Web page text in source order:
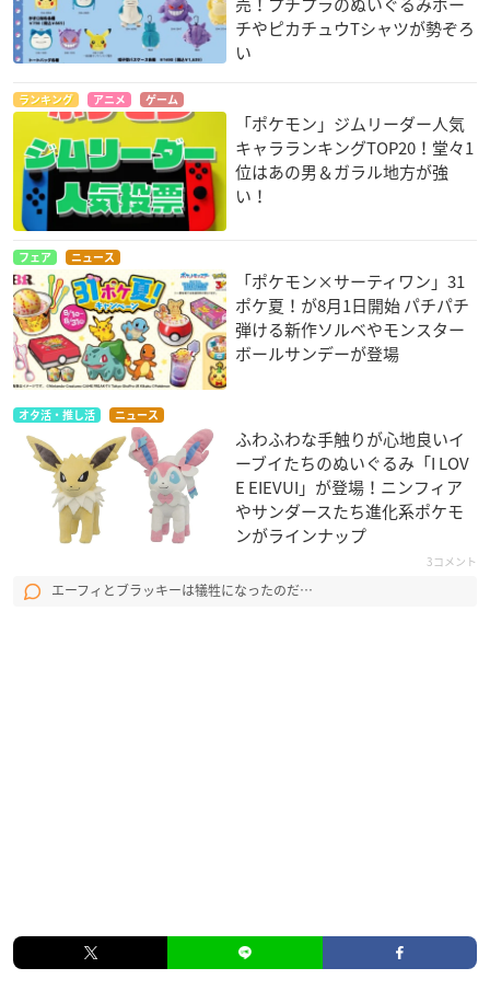
チやピカチュウTシャツが勢ぞろ
い
ランキング アニメ ゲーム
「ポケモン」ジムリーダー人気
キャラランキングTOP20！堂々1
位はあの男＆ガラル地方が強
い！
フェア ニュース
「ポケモン×サーティワン」31
ポケ夏！が8月1日開始 パチパチ
弾ける新作ソルベやモンスター
ボールサンデーが登場
オタ活・推し活 ニュース
ふわふわな手触りが心地良いイ
ーブイたちのぬいぐるみ「I LOV
E EIEVUI」が登場！ニンフィア
やサンダースたち進化系ポケモ
ンがラインナップ
3コメント
エーフィとブラッキーは犠牲になったのだ…